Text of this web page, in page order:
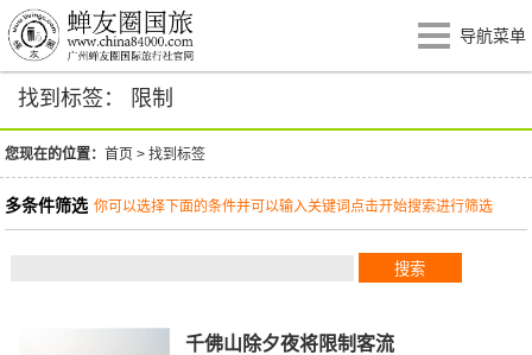
导航菜单
找到标签： 限制
您现在的位置：首页 >找到标签
多条件筛选 你可以选择下面的条件并可以输入关键词点击开始搜索进行筛选
千佛山除夕夜将限制客流